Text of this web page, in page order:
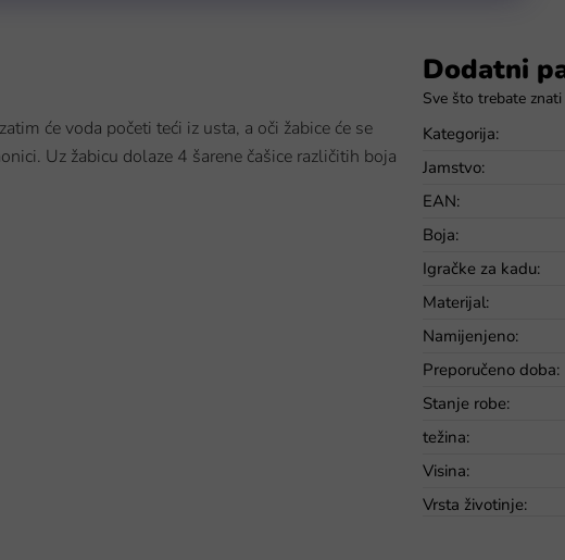
će voda početi teći iz usta, a oči žabice će se
Uz žabicu dolaze 4 šarene čašice različitih boja
Dodatni
Kategorija:
Jamstvo:
EAN:
Boja:
Igračke za kadu:
Materijal:
Namijenjeno:
Preporučeno doba:
Stanje robe:
težina:
Visina:
Vrsta životinje: